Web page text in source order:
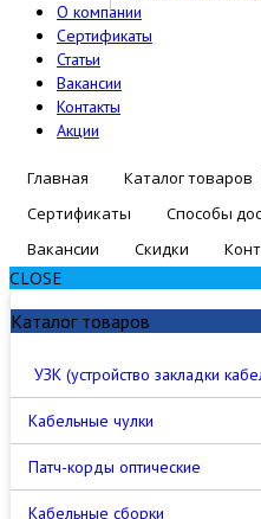
О компании
Сертификаты
Статьи
Вакансии
Контакты
Акции
Главная Каталог товаров
Сертификаты
Способы
Вакансии
Скидки
CLOSE
Каталог товаров
УЗК (устройство закладки
Кабельные чулки
Патч-корды оптические
Кабельные сборки